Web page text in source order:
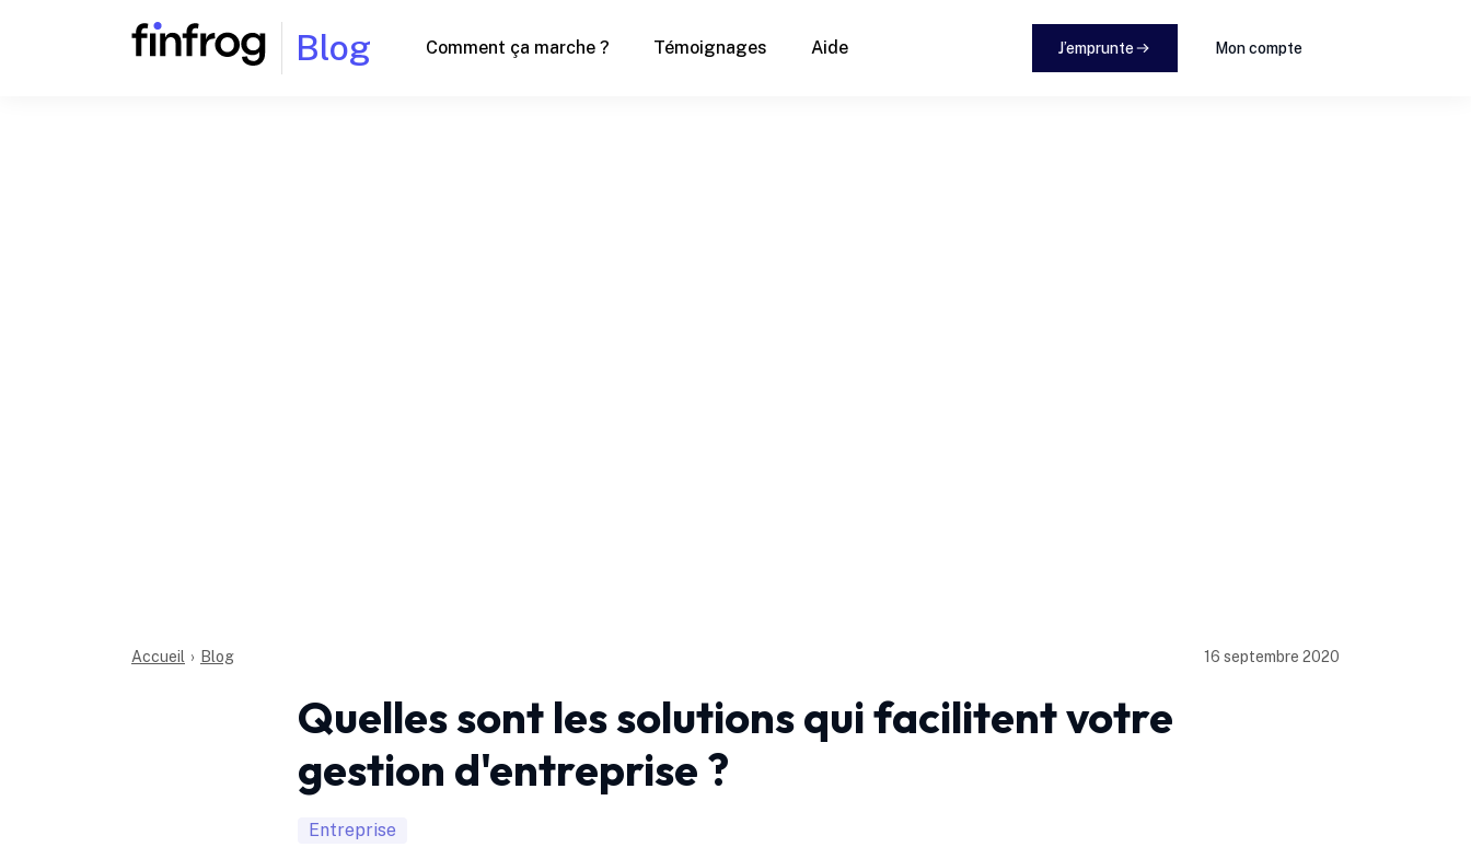
Blog Comment ça marche ? Témoignages Aide J’emprunte Mon compte
Accueil › Blog 16 septembre 2020
Quelles sont les solutions qui facilitent votre
gestion d'entreprise ?
Entreprise